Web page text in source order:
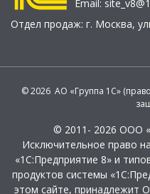
Email:
Отдел продаж: г. Москва,
© 2026 АО «Группа 1С»
© 2011- 2026 ООО
Исключительное право
«1С:Предприятие 8» и
продуктов системы
этом сайте, принадлежит